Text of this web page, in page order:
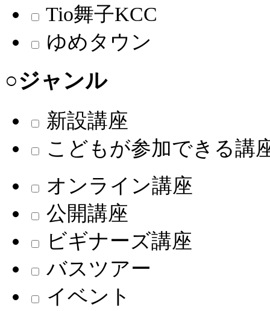
Tio舞子KCC
ゆめタウン
○ジャンル
新設講座
こどもが参加できる講
オンライン講座
公開講座
ビギナーズ講座
バスツアー
イベント